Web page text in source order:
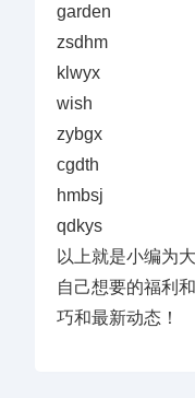
garden
zsdhm
klwyx
wish
zybgx
cgdth
hmbsj
qdkys
以上就是小编为
自己想要的福利
巧和最新动态！